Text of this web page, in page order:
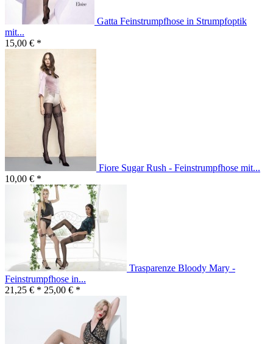
Gatta Feinstrumpfhose in Strumpfoptik
mit...
15,00 € *
Fiore Sugar Rush - Feinstrumpfhose mit...
10,00 € *
Trasparenze Bloody Mary -
Feinstrumpfhose in...
21,25 € * 25,00 € *